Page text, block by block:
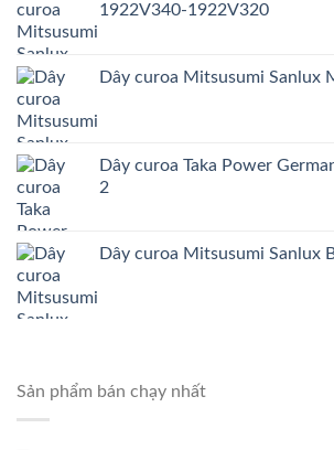
1922V340-1922V320
Dây curoa Mitsusumi Sanlux
Dây curoa Taka Power
2
Dây curoa Mitsusumi Sanlux
Sản phẩm bán chạy nhất